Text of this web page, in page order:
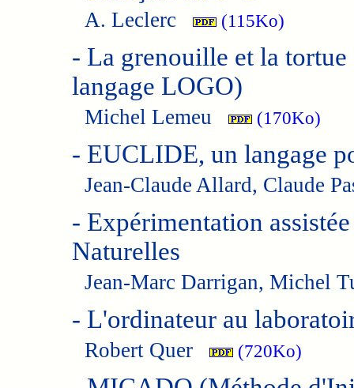
A. Leclerc (115Ko)
- La grenouille et la
langage LOGO)
Michel Lemeu (170Ko)
- EUCLIDE, un langage
Jean-Claude Allard, Claude
- Expérimentation
Naturelles
Jean-Marc Darrigan, Michel
- L'ordinateur au
Robert Quer (720Ko)